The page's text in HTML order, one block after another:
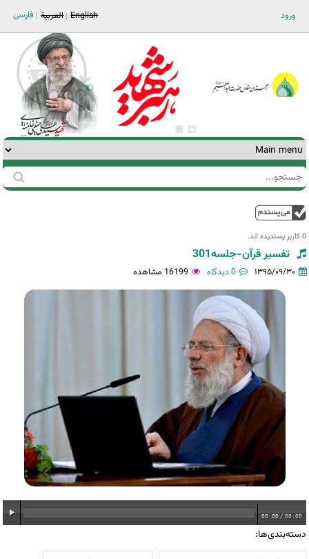
ورود فارسی العربية English
فرم
جستجو
جستجو
0 کاربر پسندیده اند.‎
تفسیر قرآن-جلسه301
۱۳۹۵/۰۹/۳۰ 0 دیدگاه 16199 مشاهده
00:00 / 00:00
دسته‌بندی‌ها: